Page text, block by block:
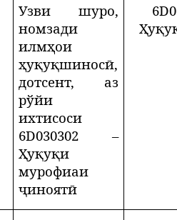
Узви шуро,
номзади
илмҳои
ҳуқуқшиносӣ,
дотсент, аз
рўйи
ихтисоси
6D030302 –
Ҳуқуқи
мурофиаи
ҷиноятӣ
6D